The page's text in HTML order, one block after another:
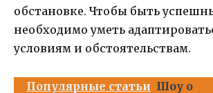
обстановке. Чтобы быть
необходимо уметь
условиям и обстоятельствам.
Популярные статьи Шоу о